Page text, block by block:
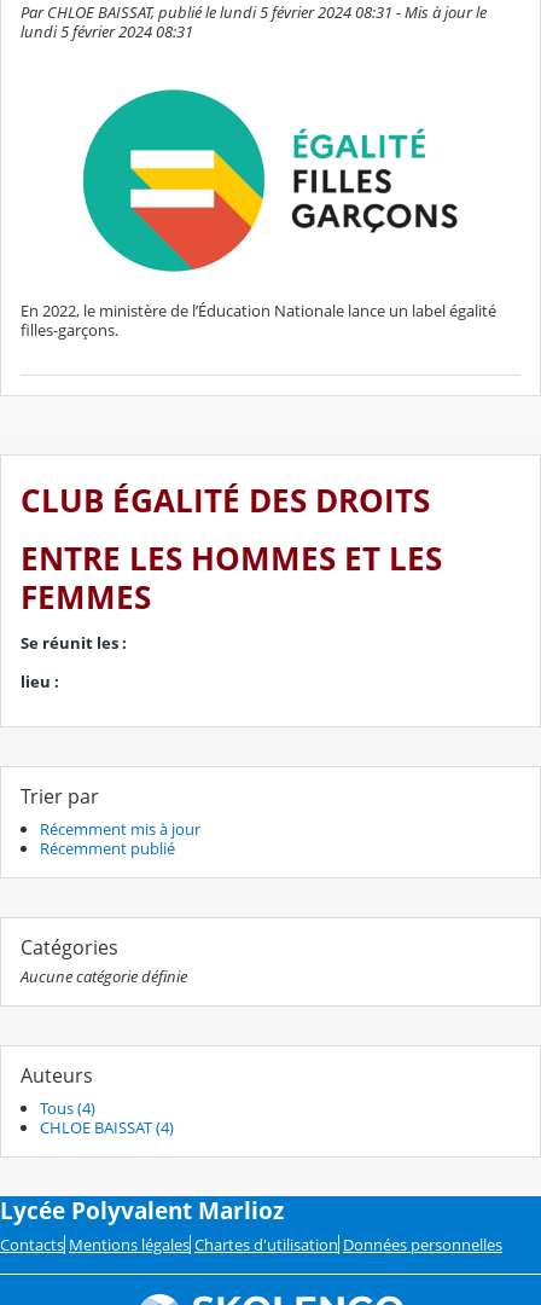
Par CHLOE BAISSAT, publié le lundi 5 février 2024 08:31 - Mis à jour le
lundi 5 février 2024 08:31
En 2022, le ministère de l’Éducation Nationale lance un label égalité
filles-garçons.
CLUB ÉGALITÉ DES DROITS
ENTRE LES HOMMES ET LES
FEMMES
Se réunit les :
lieu :
Trier par
Récemment mis à jour
Récemment publié
Catégories
Aucune catégorie définie
Auteurs
Tous (4)
CHLOE BAISSAT (4)
Lycée Polyvalent Marlioz
Contacts Mentions légales Chartes d'utilisation Données personnelles